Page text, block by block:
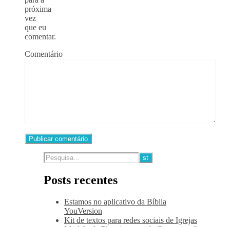
próxima
vez
que eu
comentar.
Comentário
Posts recentes
Estamos no aplicativo da Bíblia
YouVersion
Kit de textos para redes sociais de Igrejas